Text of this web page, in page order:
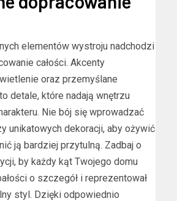
elementów wystroju nadchodzi
całości. Akcenty
oraz przemyślane
detale, które nadają wnętrzu
Nie bój się wprowadzać
unikatowych dekoracji, aby ożywić
ją bardziej przytulną. Zadbaj o
by każdy kąt Twojego domu
o szczegół i reprezentował
styl. Dzięki odpowiednio